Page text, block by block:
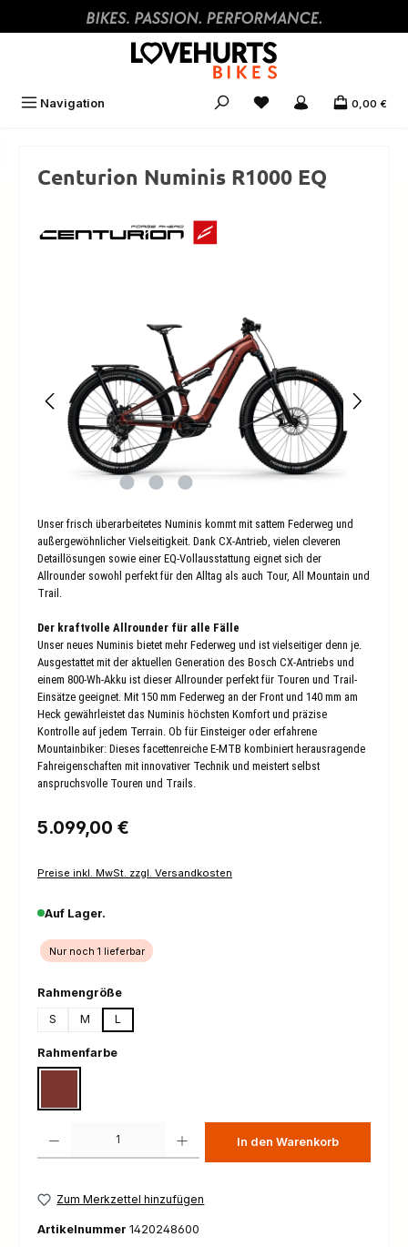
Zum Hauptinhalt springen
Navigation 0,00 €
Centurion Numinis R1000 EQ
Unser frisch überarbeitetes Numinis kommt mit sattem Federweg und
außergewöhnlicher Vielseitigkeit. Dank CX-Antrieb, vielen cleveren
Detaillösungen sowie einer EQ-Vollausstattung eignet sich der
Allrounder sowohl perfekt für den Alltag als auch Tour, All Mountain und
Trail.
Der kraftvolle Allrounder für alle Fälle
Unser neues Numinis bietet mehr Federweg und ist vielseitiger denn je.
Ausgestattet mit der aktuellen Generation des Bosch CX-Antriebs und
einem 800-Wh-Akku ist dieser Allrounder perfekt für Touren und Trail-
Einsätze geeignet. Mit 150 mm Federweg an der Front und 140 mm am
Heck gewährleistet das Numinis höchsten Komfort und präzise
Kontrolle auf jedem Terrain. Ob für Einsteiger oder erfahrene
Mountainbiker: Dieses facettenreiche E-MTB kombiniert herausragende
Fahreigenschaften mit innovativer Technik und meistert selbst
anspruchsvolle Touren und Trails.
Regulärer Preis:
5.099,00 €
Preise inkl. MwSt. zzgl. Versandkosten
Auf Lager.
Nur noch 1 lieferbar
Rahmengrößeauswählen
S
M L
Rahmenfarbeauswählen
In den Warenkorb
Zum Merkzettel hinzufügen
Artikelnummer 1420248600